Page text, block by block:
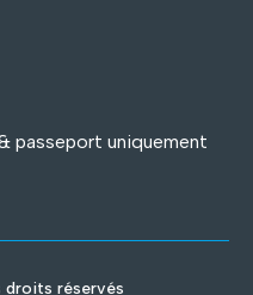
passeport uniquement
réservés